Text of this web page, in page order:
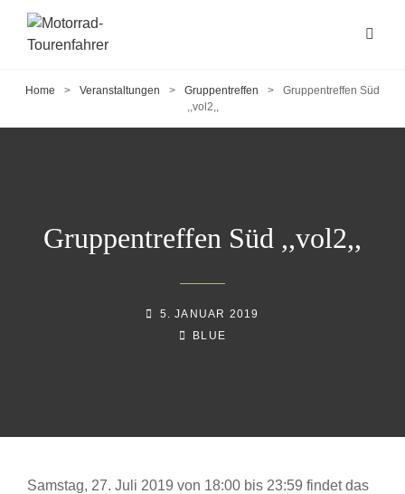
Home > Veranstaltungen > Gruppentreffen >
Gruppentreffen Süd
,,vol2,,
Gruppentreffen Süd ,,vol2,,
POSTED-
5. JANUAR 2019
BY
BYLINE
BLUE
Samstag, 27. Juli 2019 von 18:00 bis 23:59 findet das